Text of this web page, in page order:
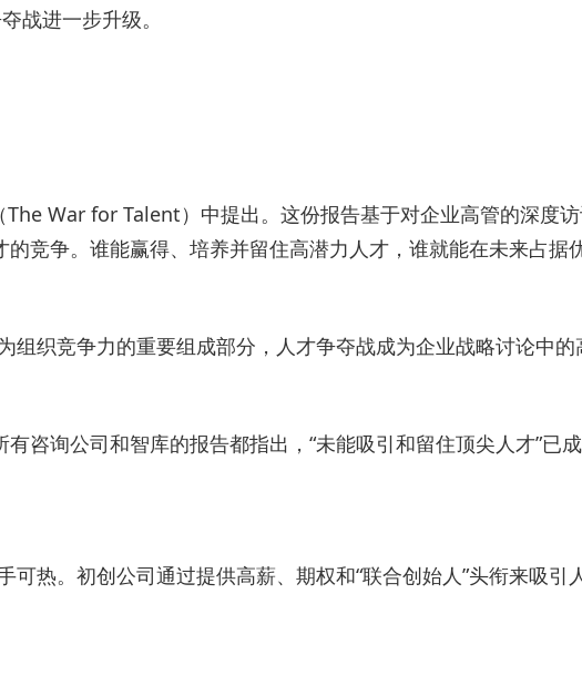
战进一步升级。
War for Talent）中提出。这份报告基于对企业高管的深度
竞争。谁能赢得、培养并留住高潜力人才，谁就能在未来占据
组织竞争力的重要组成部分，人才争夺战成为企业战略讨论中
咨询公司和智库的报告都指出，“未能吸引和留住顶尖人才”已
热。初创公司通过提供高薪、期权和“联合创始人”头衔来吸引